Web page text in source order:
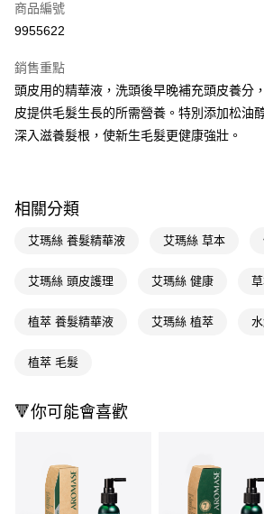
信用卡一次付款
LINE Pay
Apple Pay
Google Pay
相關說明
便利好安心！
２．便利：只要手機號碼，簡訊認證，即可結帳。
【「AFTEE先享後付」結帳流程】
３．收到繳費通知簡訊後14天內，點擊此簡訊中的
ATM／網路銀行／等多元方式進行付款，方視為交
※ 請注意：結帳手續完成當下不需立刻繳費，但若
每筆NT$65，滿NT$390(含以上)免運費
每筆NT$65，滿NT$390(含以上)免運費
萊爾富取貨付款
商品編號
9955622
銷售重點
頭皮用的精華液，洗頭後早晚補充頭皮養分
皮提供毛髮生長的所需營養。特別添加松油
深入滋養髮根，使新生毛髮更健康強壯。
相關分類
艾瑪絲 養髮精華液 艾瑪絲 草本
艾瑪絲 頭皮護理 艾瑪絲 健康
植萃 養髮精華液 艾瑪絲 植萃
植萃 毛髮
🔻你可能會喜歡